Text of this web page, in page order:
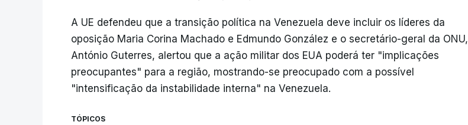
A UE defendeu que a transição política na Venezuela deve incluir os líderes da
oposição Maria Corina Machado e Edmundo González e o secretário-geral da ONU,
António Guterres, alertou que a ação militar dos EUA poderá ter "implicações
preocupantes" para a região, mostrando-se preocupado com a possível
"intensificação da instabilidade interna" na Venezuela.
TÓPICOS